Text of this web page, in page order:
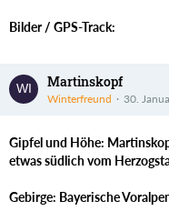
Bilder / GPS-Track:
Martinskopf
Winterfreund 30.
Gipfel und Höhe:
etwas südlich vom
Gebirge: Bayerische